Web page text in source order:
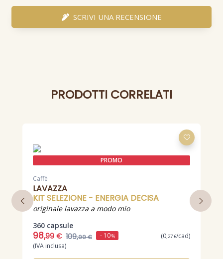
SCRIVI UNA RECENSIONE
PRODOTTI CORRELATI
PROMO
Caffè
LAVAZZA
KIT SELEZIONE - ENERGIA DECISA
originale lavazza a modo mio
360 capsule
98,99 € 109,99 € - 10% (0,27 €/cad)
(IVA inclusa)